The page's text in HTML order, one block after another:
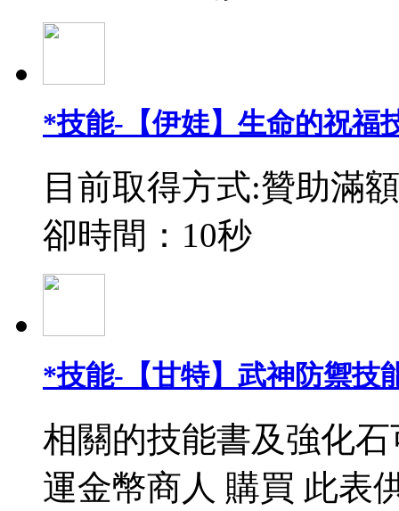
*技能-【伊娃】生命的祝福
目前取得方式:贊助滿
卻時間：10秒
*技能-【甘特】武神防禦技
相關的技能書及強化
運金幣商人 購買 此表